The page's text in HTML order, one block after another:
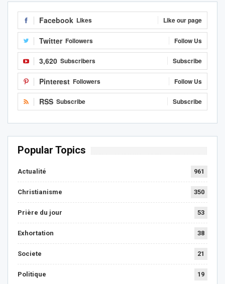
Facebook Likes Like our page
Twitter Followers Follow Us
3,620 Subscribers Subscribe
Pinterest Followers Follow Us
RSS Subscribe Subscribe
Popular Topics
Actualité 961
Christianisme 350
Prière du jour 53
Exhortation 38
Societe 21
Politique 19